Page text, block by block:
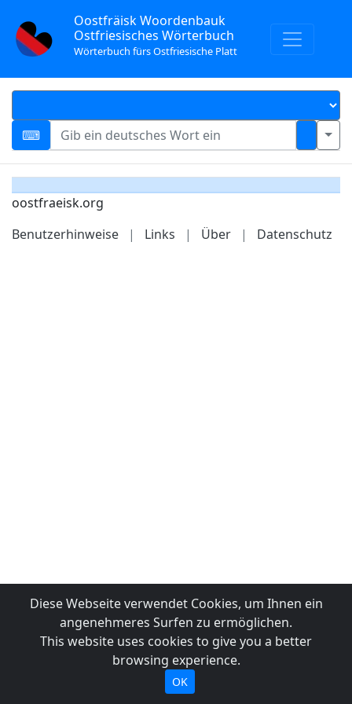
Oostfräisk Woordenbauk
Ostfriesisches Wörterbuch
Wörterbuch fürs Ostfriesische Platt
oostfraeisk.org
Benutzerhinweise
| Links | Über | Datenschutz
Diese Webseite verwendet Cookies, um Ihnen ein
angenehmeres Surfen zu ermöglichen.
This website uses cookies to give you a better
browsing experience.
OK